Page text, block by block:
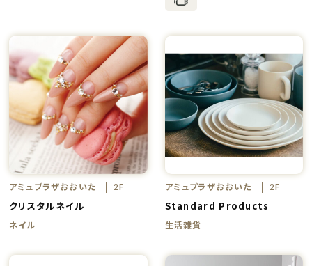
アミュプラザおおいた 2F
クリスタルネイル
ネイル
アミュプラザおおいた 2F
Standard Products
生活雑貨